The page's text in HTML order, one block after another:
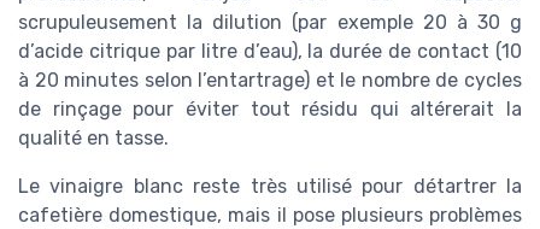
scrupuleusement la dilution (par exemple 20 à 30 g
d’acide citrique par litre d’eau), la durée de contact (10
à 20 minutes selon l’entartrage) et le nombre de cycles
de rinçage pour éviter tout résidu qui altérerait la
qualité en tasse.
Le vinaigre blanc reste très utilisé pour détartrer la
cafetière domestique, mais il pose plusieurs problèmes